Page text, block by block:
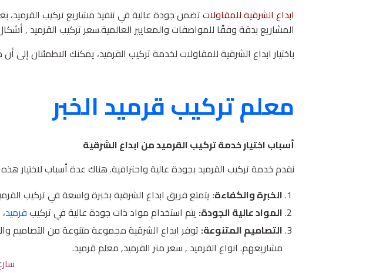
ابداع الشرقية للمقاولاتتضمن جودة عالية في تنفيذ مشاريع تركيب القرميد،
المشاريع بدقة وفقًا للمواصفات والمعايير العالمية.سعر تركيب القرميد ,
باختيار ابداع الشرقية للمقاولات لخدمة تركيب القرميد، يمكنك الاطمئنان
معلم تركيب قرميد الخبر
أسباب اختيار خدمة تركيب القرميد من ابداع الشرقية
نقدم خدمة تركيب القرميد بجودة عالية واحترافية. هناك عدة أسباب لاختيار
الخبرة والكفاءة: يتمتع فريق ابداع الشرقية بخبرة واسعة في تركيب
المواد عالية الجودة: يتم استخدام مواد ذات جودة عالية في تركيبقرميد
التصاميم المتنوعة: توفر ابداع الشرقية مجموعة متنوعة من التصاميم
مشاريعهم. انواع القرميد , سعر متر القرميد, معلم قرميد.